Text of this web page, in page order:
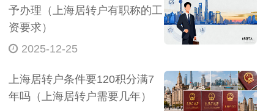
予办理（上海居转户有职称的工
资要求）
2025-12-25
上海居转户条件要120积分满7
年吗（上海居转户需要几年）